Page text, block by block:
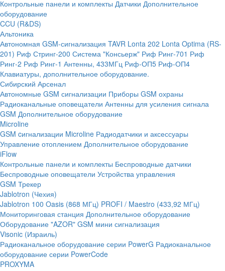
Контрольные панели и комплекты Датчики Дополнительное
оборудование
CCU (R&DS)
Альтоника
Автономная GSM-сигнализация TAVR Lonta 202 Lonta Optima (RS-
201) Риф Стринг-200 Система "Консьерж" Риф Ринг-701 Риф
Ринг-2 Риф Ринг-1 Антенны, 433МГц Риф-ОП5 Риф-ОП4
Клавиатуры, дополнительное оборудование.
Сибирский Арсенал
Автономные GSM сигнализации Приборы GSM охраны
Радиоканальные оповещатели Антенны для усиления сигнала
GSM Дополнительное оборудование
Microline
GSM cигнализации Microline Радиодатчики и аксессуары
Управление отоплением Дополнительное оборудование
iFlow
Контрольные панели и комплекты Беспроводные датчики
Беспроводные оповещатели Устройства управления
GSM Трекер
Jablotron (Чехия)
Jablotron 100 Oasis (868 МГц) PROFI / Maestro (433,92 МГц)
Мониторинговая станция Дополнительное оборудование
Оборудование "AZOR" GSM мини сигнализация
Visonic (Израиль)
Радиоканальное оборудование серии PowerG Радиоканальное
оборудование серии PowerCode
PROXYMA